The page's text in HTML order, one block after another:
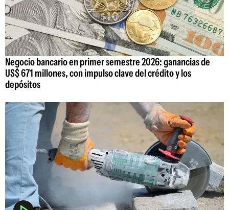
Negocio bancario en primer semestre 2026: ganancias de
US$ 671 millones, con impulso clave del crédito y los
depósitos